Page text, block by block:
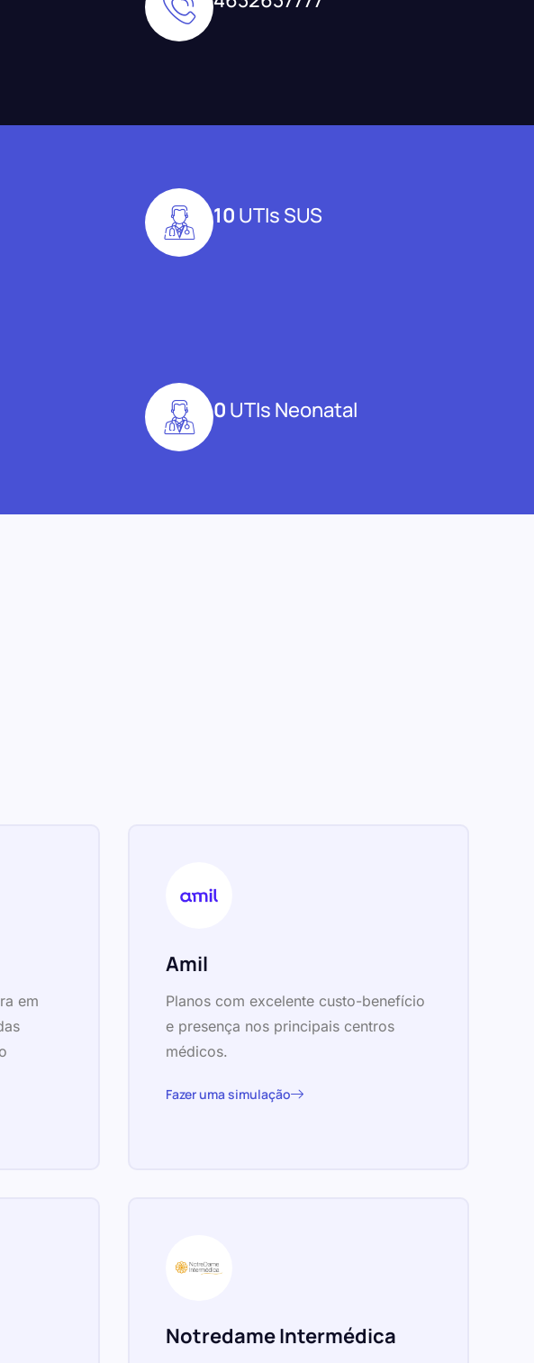
10 UTIs SUS
0 UTIs Neonatal
em
Amil
Planos com excelente custo-benefício
e presença nos principais centros
médicos.
Fazer uma simulação
Notredame Intermédica